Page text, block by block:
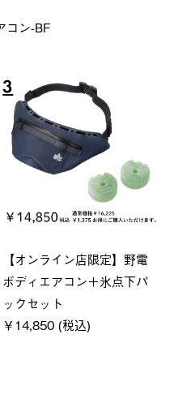
コン-BF
3
【オンライン店限定】野電
ボディエアコン＋氷点下パ
ックセット
￥14,850 (税込)